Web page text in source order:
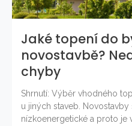
Jaké topení do
novostavbě?
chyby
Shrnutí: Výběr vhodného
u jiných staveb. Novostavby
nízkoenergetické a proto je